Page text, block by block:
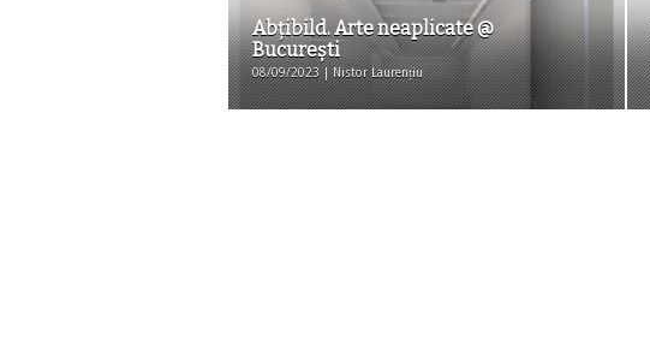
Abţibild. Arte neaplicate @
Bucureşti
08/09/2023 | Nistor Laurențiu